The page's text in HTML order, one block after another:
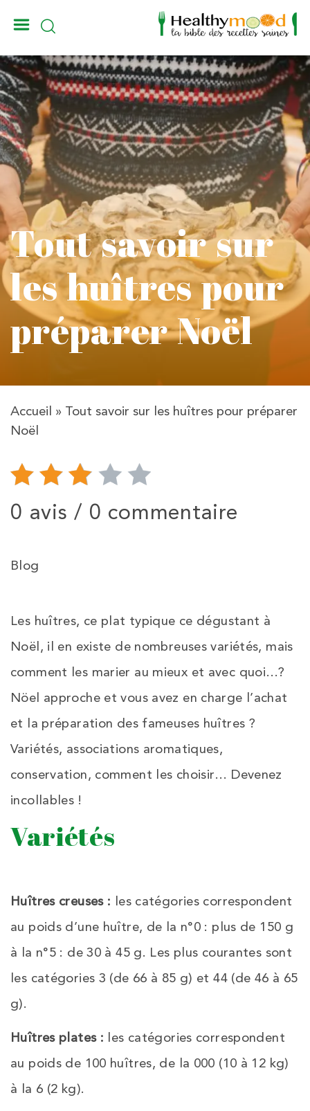
Tout savoir sur
les huîtres pour
préparer Noël
Accueil » Tout savoir sur les huîtres pour préparer
Noël
0 avis / 0 commentaire
Blog
Les huîtres, ce plat typique ce dégustant à
Noël, il en existe de nombreuses variétés, mais
comment les marier au mieux et avec quoi…?
Nöel approche et vous avez en charge l’achat
et la préparation des fameuses huîtres ?
Variétés, associations aromatiques,
conservation, comment les choisir… Devenez
incollables !
Variétés
Huîtres creuses : les catégories correspondent
au poids d’une huître, de la n°0 : plus de 150 g
à la n°5 : de 30 à 45 g. Les plus courantes sont
les catégories 3 (de 66 à 85 g) et 44 (de 46 à 65
g).
Huîtres plates : les catégories correspondent
au poids de 100 huîtres, de la 000 (10 à 12 kg)
à la 6 (2 kg).